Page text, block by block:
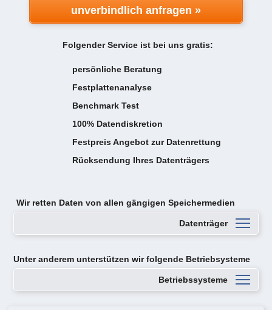
unverbindlich anfragen »
Folgender Service ist bei uns gratis:
persönliche Beratung
Festplattenanalyse
Benchmark Test
100% Datendiskretion
Festpreis Angebot zur Datenrettung
Rücksendung Ihres Datenträgers
Wir retten Daten vonallen gängigen Speichermedien
Datenträger
Unter anderem unterstützen wir folgende Betriebsysteme
Betriebssysteme